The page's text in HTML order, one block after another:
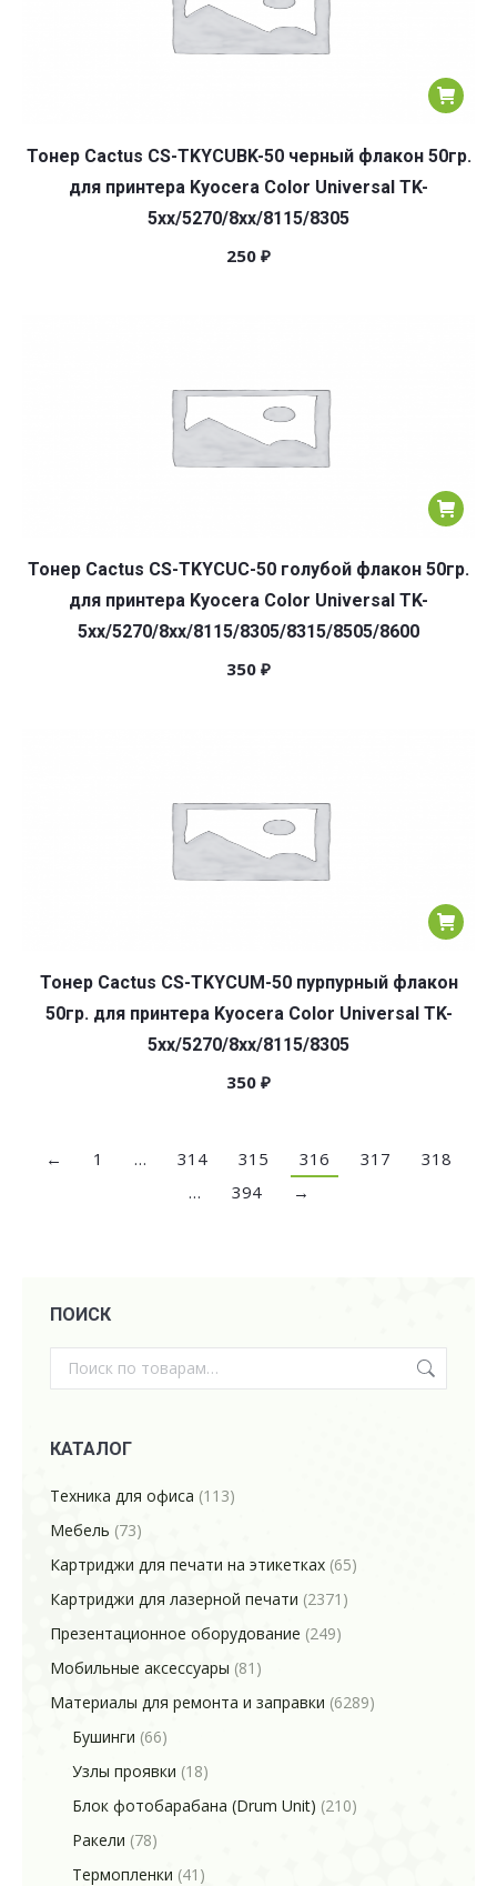
Тонер Cactus CS-TKYCUBK-50 черный флакон 50гр.
для принтера Kyocera Color Universal TK-
5хх/5270/8xx/8115/8305
250 ₽
Тонер Cactus CS-TKYCUC-50 голубой флакон 50гр.
для принтера Kyocera Color Universal TK-
5хх/5270/8xx/8115/8305/8315/8505/8600
350 ₽
Тонер Cactus CS-TKYCUM-50 пурпурный флакон
50гр. для принтера Kyocera Color Universal TK-
5хх/5270/8xx/8115/8305
350 ₽
← 1 … 314 315 316 317
318
…
394 →
ПОИСК
КАТАЛОГ
Техника для офиса (113)
Мебель (73)
Картриджи для печати на этикетках (65)
Картриджи для лазерной печати (2371)
Презентационное оборудование (249)
Мобильные аксессуары (81)
Материалы для ремонта и заправки (6289)
Бушинги (66)
Узлы проявки (18)
Блок фотобарабана (Drum Unit) (210)
Ракели (78)
Термопленки (41)